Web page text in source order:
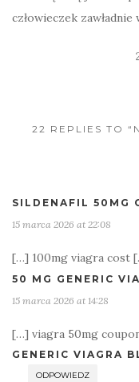
człowieczek
22 REPLIES TO
SILDENAFIL 50MG
15 marca 2026 at 22:08
[…] 100mg viagra cost
50 MG GENERIC
15 marca 2026 at 14:28
[…] viagra 50mg
GENERIC VIAGRA
ODPOWIEDZ